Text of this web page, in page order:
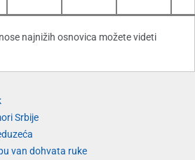
najnižih osnovica možete videti
Srbije
van dohvata ruke